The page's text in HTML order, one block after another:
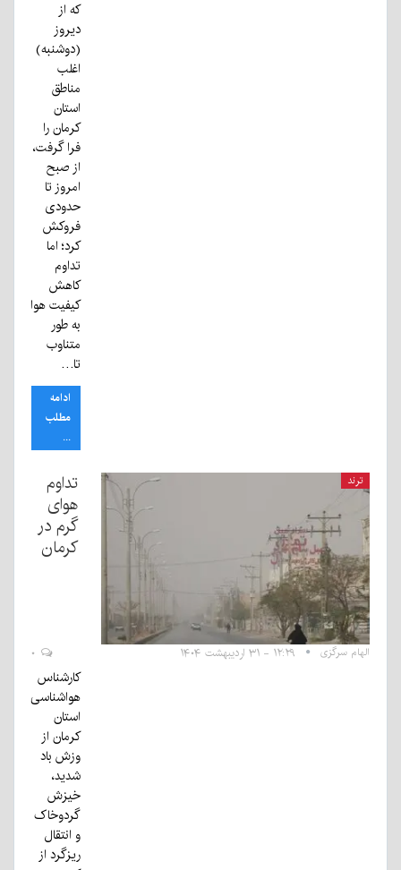
که از
دیروز
(دوشنبه)
اغلب
مناطق
استان
کرمان را
فرا گرفت،
از صبح
امروز تا
حدودی
فروکش
کرد؛ اما
تداوم
کاهش
کیفیت هوا
به طور
متناوب
تا…
ادامه
مطلب
...
ترند
تداوم
هوای
گرم در
کرمان
الهام سرگزی ۱۲:۲۹ - ۳۱ اردیبهشت ۱۴۰۴
کارشناس
هواشناسی
استان
کرمان از
وزش باد
شدید،
خیزش
گردوخاک
و انتقال
ریزگرد از